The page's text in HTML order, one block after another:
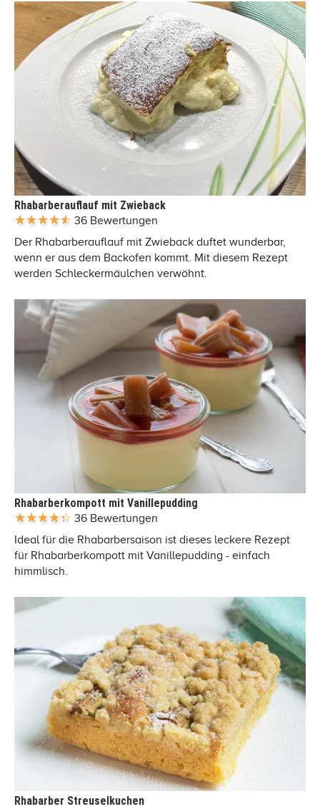
Rhabarberauflauf mit Zwieback
36 Bewertungen
Der Rhabarberauflauf mit Zwieback duftet wunderbar,
wenn er aus dem Backofen kommt. Mit diesem Rezept
werden Schleckermäulchen verwöhnt.
Rhabarberkompott mit Vanillepudding
36 Bewertungen
Ideal für die Rhabarbersaison ist dieses leckere Rezept
für Rhabarberkompott mit Vanillepudding - einfach
himmlisch.
Rhabarber Streuselkuchen